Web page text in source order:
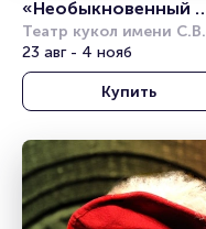
«Необыкновенный
концерт»
Театр кукол имени С.В.
Образцова
23 авг - 4 нояб
Купить